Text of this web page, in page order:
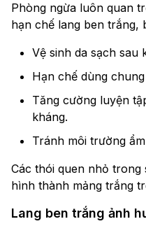
Phòng ngừa luôn quan
hạn chế lang ben trắng,
Vệ sinh da sạch sau
Hạn chế dùng
Tăng cường luyện
kháng.
Tránh môi trường
Các thói quen nhỏ trong
hình thành mảng trắng
Lang ben trắng ảnh